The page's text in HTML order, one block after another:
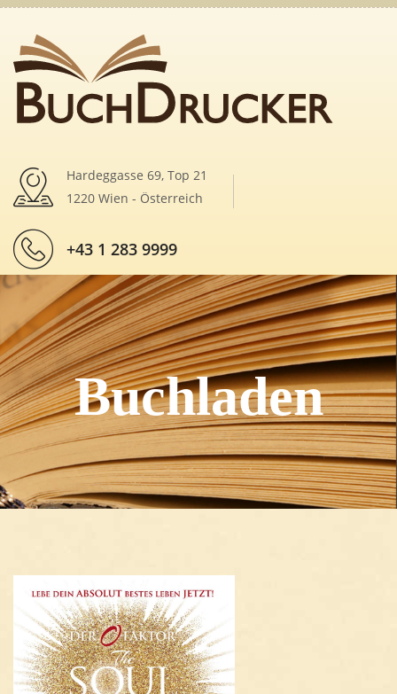
Hardeggasse 69, Top 21
1220 Wien - Österreich
+43 1 283 9999
Buchladen